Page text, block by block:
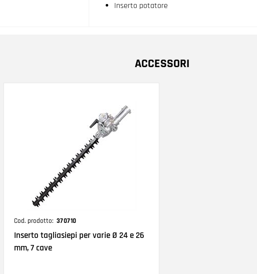
Inserto potatore
ACCESSORI
Cod. prodotto: 370710
Inserto tagliasiepi per varie Ø 24 e 26
mm, 7 cave